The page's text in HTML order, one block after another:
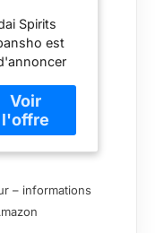
–
&
Figurine
Spirits
est
Tanjiro
&
Kamado
Ties)!
cm de haut,
Kamado
– informations